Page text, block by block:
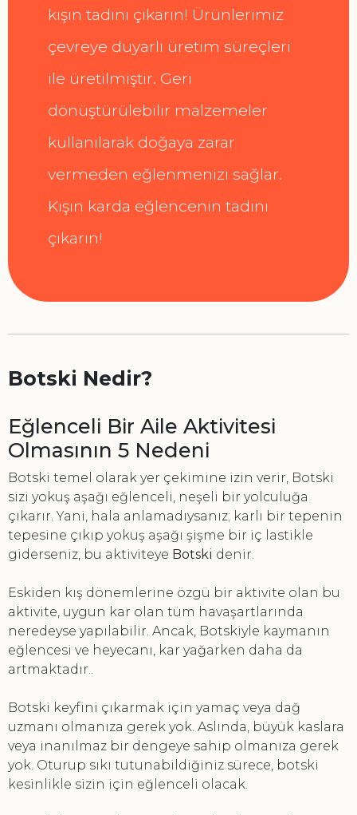
kışın tadını çıkarın! Ürünlerimiz
çevreye duyarlı üretim süreçleri
ile üretilmiştir. Geri
dönüştürülebilir malzemeler
kullanılarak doğaya zarar
vermeden eğlenmenizi sağlar.
Kışın karda eğlencenin tadını
çıkarın!
Botski Nedir?
Eğlenceli Bir Aile Aktivitesi
Olmasının 5 Nedeni
Botski temel olarak yer çekimine izin verir, Botski
sizi yokuş aşağı eğlenceli, neşeli bir yolculuğa
çıkarır. Yani, hala anlamadıysanız; karlı bir tepenin
tepesine çıkıp yokuş aşağı şişme bir iç lastikle
giderseniz, bu aktiviteye Botski denir.
Eskiden kış dönemlerine özgü bir aktivite olan bu
aktivite, uygun kar olan tüm havaşartlarında
neredeyse yapılabilir. Ancak, Botskiyle kaymanın
eğlencesi ve heyecanı, kar yağarken daha da
artmaktadır..
Botski keyfini çıkarmak için yamaç veya dağ
uzmanı olmanıza gerek yok. Aslında, büyük kaslara
veya inanılmaz bir dengeye sahip olmanıza gerek
yok. Oturup sıkı tutunabildiğiniz sürece, botski
kesinlikle sizin için eğlenceli olacak.